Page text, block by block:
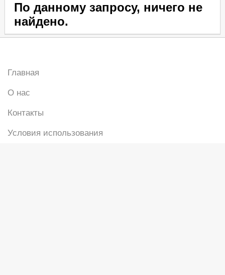
По данному запросу, ничего не
найдено.
Главная
О нас
Контакты
Условия использования